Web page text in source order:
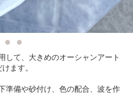
して、大きめのオーシャンアート
ます。
準備や砂付け、色の配合、波を作